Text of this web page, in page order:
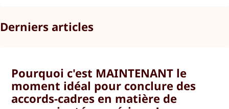
Derniers articles
Pourquoi c'est MAINTENANT le
moment idéal pour conclure des
accords-cadres en matière de